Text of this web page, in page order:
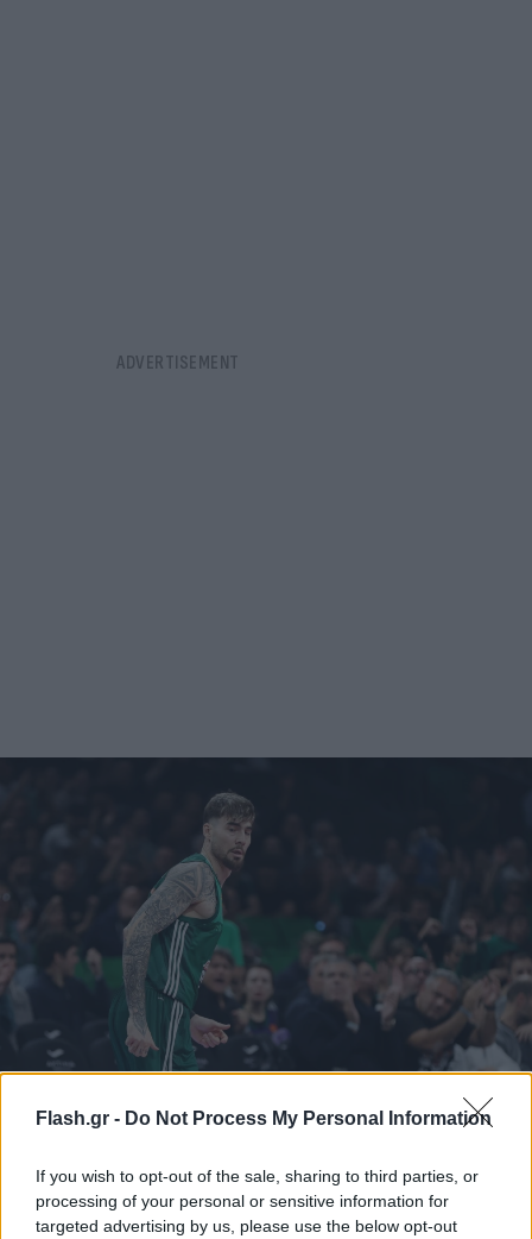
Flash.gr - Do Not Process My Personal Information
If you wish to opt-out of the sale, sharing to third parties, or
processing of your personal or sensitive information for
targeted advertising by us, please use the below opt-out
ΙΝΤΙΜΕ
Η ομάδα τουΠουπέ μπήκε καλύτερα στο δεύτερο
μέρος, μειώνοντας στους15 με τρίποντο του